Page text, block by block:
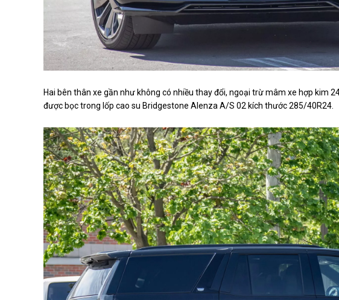
Hai bên thân xe gần như không có nhiều thay đổi, ngoại trừ mâm xe hợp kim
được bọc trong lốp cao su Bridgestone Alenza A/S 02 kích thước 285/40R24.